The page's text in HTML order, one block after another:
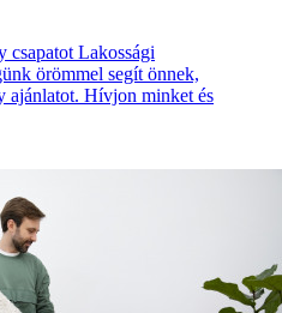
csapatot Lakossági
örömmel segít önnek,
ajánlatot. Hívjon minket és